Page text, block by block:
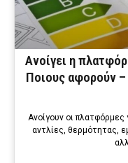
Ανοίγει η
Ποιους αφορούν
Ανοίγουν οι πλατφόρμες
αντλίες, θερμότητας,